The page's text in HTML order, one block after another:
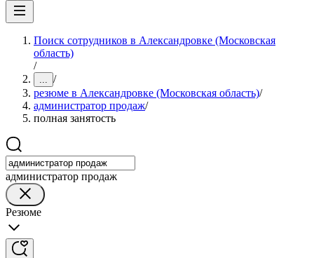
Поиск сотрудников в Александровке (Московская
область)
/
... /
резюме в Александровке (Московская область)/
администратор продаж/
полная занятость
администратор продаж
Резюме